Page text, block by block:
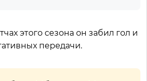
этого сезона он забил гол и
передачи.